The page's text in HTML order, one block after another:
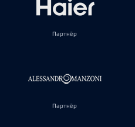
Партнёр
Партнёр